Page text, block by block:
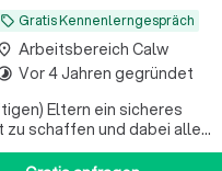
local_offer Gratis Kennenlerngespräch
Eltern ein sicheres
schaffen und dabei alle
die dir zustehen.
Arbeitsbereich Calw
Vor 4 Jahren gegründet